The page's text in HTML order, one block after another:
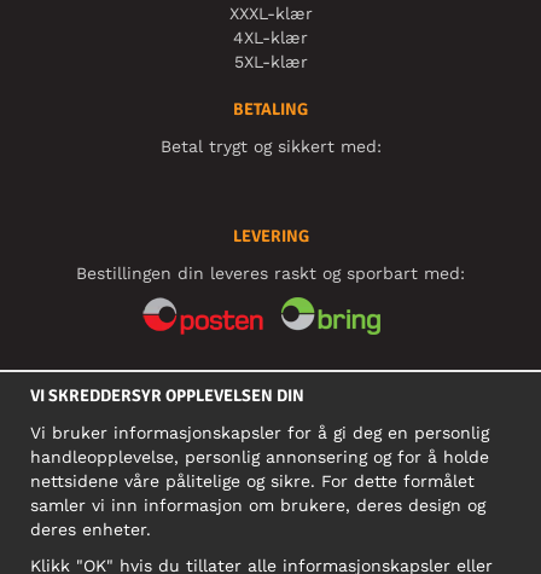
XXXL-klær
4XL-klær
5XL-klær
BETALING
Betal trygt og sikkert med:
LEVERING
Bestillingen din leveres raskt og sporbart med:
SOSIALE MEDIER
BEDRIFT
Motley Denim Norge AS
NB! Ikke bruk denne adressen til å sende produkter i retur!
VI SKREDDERSYR OPPLEVELSEN DIN
Vi bruker informasjonskapsler for å gi deg en personlig
handleopplevelse, personlig annonsering og for å holde
nettsidene våre pålitelige og sikre. For dette formålet
samler vi inn informasjon om brukere, deres design og
deres enheter.
Klikk "OK" hvis du tillater alle informasjonskapsler eller